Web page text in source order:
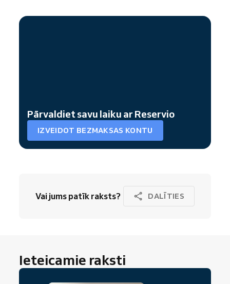
Pārvaldiet savu laiku ar Reservio
IZVEIDOT BEZMAKSAS KONTU
Vai jums patīk raksts? DALĪTIES
Ieteicamie raksti